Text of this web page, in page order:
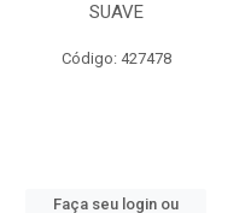
SUAVE
Código: 427478
Faça seu login ou